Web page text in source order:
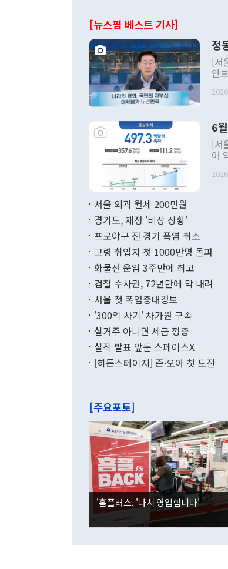
[뉴스핌 베스트 기사]
정
[서
안
발
주
관
관
관
다. [정동영 통일부 장관이 지난달 23일 오후 서울 종로구 정부서울청사에
무
함
"우
관
이
며
은
잘
않
사
권
뒤
부
련
하
6
[서
어
료=한국은행] 한국
며
수
기
로
는
였
인
각
국
감
경
분
다.
다.
서울 외곽 월세 200만원
경기도, 재정 '비상 상황'
프로야구 전 경기 폭염 취소
고령 취업자 첫 1000만명 돌파
화물선 운임 3주만에 최고
검찰 수사권, 72년만에 막 내려
서울 첫 폭염중대경보
'300억 사기' 차가원 구속
실거주 아니면 세금 껑충
실적 발표 앞둔 스페이스X
[히든스테이지] 즌·오아 첫 도전
[주요포토]
'홈플러스, '다시 영업합니다'